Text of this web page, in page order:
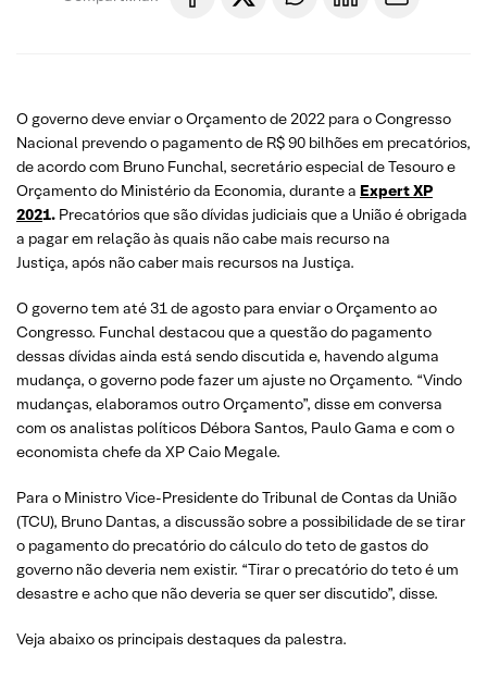
O governo deve enviar o Orçamento de 2022 para o Congresso
Nacional prevendo o pagamento de R$ 90 bilhões em precatórios,
de acordo com Bruno Funchal, secretário especial de Tesouro e
Orçamento do Ministério da Economia, durante a Expert XP
2021. Precatórios que são dívidas judiciais que a União é obrigada
a pagar em relação às quais não cabe mais recurso na
Justiça, após não caber mais recursos na Justiça.
O governo tem até 31 de agosto para enviar o Orçamento ao
Congresso. Funchal destacou que a questão do pagamento
dessas dívidas ainda está sendo discutida e, havendo alguma
mudança, o governo pode fazer um ajuste no Orçamento. “Vindo
mudanças, elaboramos outro Orçamento”, disse em conversa
com os analistas políticos Débora Santos, Paulo Gama e com o
economista chefe da XP Caio Megale.
Para o Ministro Vice-Presidente do Tribunal de Contas da União
(TCU), Bruno Dantas, a discussão sobre a possibilidade de se tirar
o pagamento do precatório do cálculo do teto de gastos do
governo não deveria nem existir. “Tirar o precatório do teto é um
desastre e acho que não deveria se quer ser discutido”, disse.
Veja abaixo os principais destaques da palestra.